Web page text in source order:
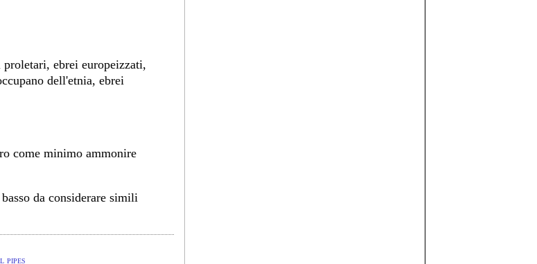
ebrei europeizzati,
dell'etnia, ebrei
come minimo ammonire
da considerare simili
pipes